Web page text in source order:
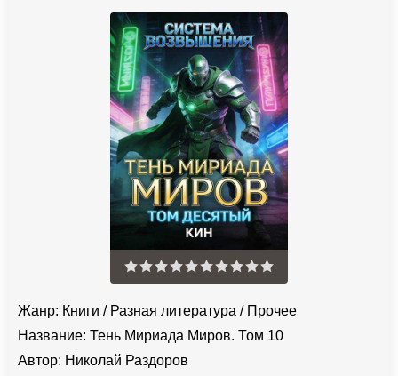
Жанр: Книги / Разная литература / Прочее
Название: Тень Мириада Миров. Том 10
Автор: Николай Раздоров